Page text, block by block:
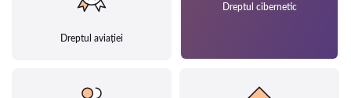
Dreptul aviației
Dreptul cibernetic